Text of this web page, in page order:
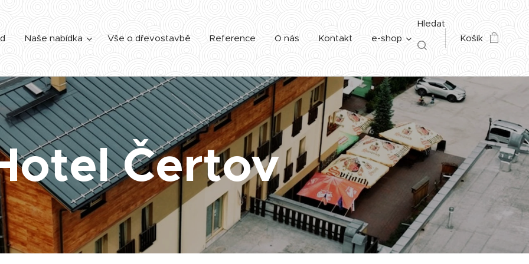
Naše nabídka Vše o dřevostavbě Reference O nás Kontakt e-shop
Hledat
Košík
Čertov